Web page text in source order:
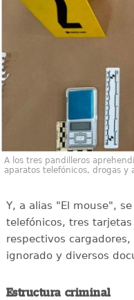
A los tres pandilleros
aparatos telefónicos, drogas y
Y, a alias "El mouse",
telefónicos, tres
respectivos
ignorado y diversos
Estructura criminal